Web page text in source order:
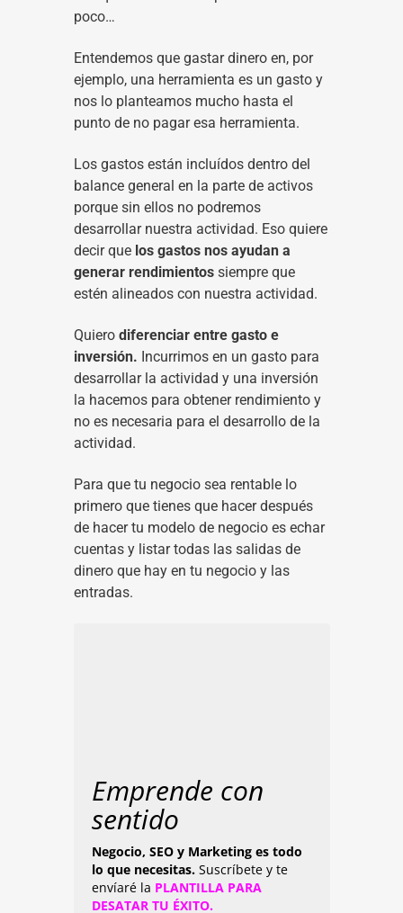
poco…
Entendemos que gastar dinero en, por
ejemplo, una herramienta es un gasto y
nos lo planteamos mucho hasta el
punto de no pagar esa herramienta.
Los gastos están incluídos dentro del
balance general en la parte de activos
porque sin ellos no podremos
desarrollar nuestra actividad. Eso quiere
decir que los gastos nos ayudan a
generar rendimientos siempre que
estén alineados con nuestra actividad.
Quiero diferenciar entre gasto e
inversión. Incurrimos en un gasto para
desarrollar la actividad y una inversión
la hacemos para obtener rendimiento y
no es necesaria para el desarrollo de la
actividad.
Para que tu negocio sea rentable lo
primero que tienes que hacer después
de hacer tu modelo de negocio es echar
cuentas y listar todas las salidas de
dinero que hay en tu negocio y las
entradas.
Emprende con
sentido
Negocio, SEO y Marketing es todo
lo que necesitas.Suscríbete y te
envíaré la PLANTILLA PARA
DESATAR TU ÉXITO.